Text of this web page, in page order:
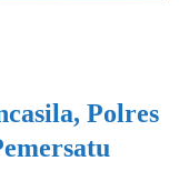
Polres